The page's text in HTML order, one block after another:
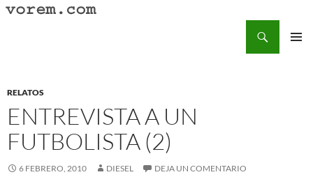
Saltar
RELATOS
ENTREVISTA A UN
FUTBOLISTA (2)
6 FEBRERO, 2010 DIESEL DEJA UN COMENTARIO